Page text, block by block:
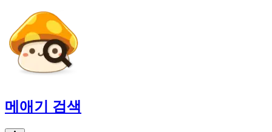
메애기 검색